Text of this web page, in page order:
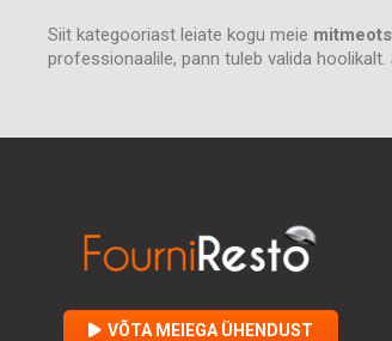
Siit kategooriast leiate kogu meie
professionaalile, pann tuleb valida
VÕTA MEIEGA ÜHENDUST